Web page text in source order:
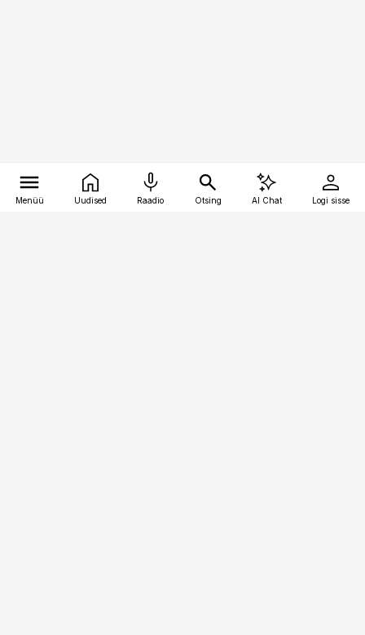
Menüü Uudised Raadio Otsing AI Chat Logi sisse